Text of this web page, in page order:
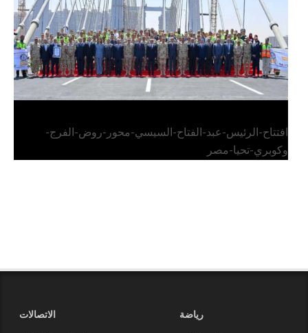
افتتاح-الرئيس-عبد-الفتاح-السيسي-محور-روض-الفرج-
وكوبري-تحيا-مصر
رياضة
الاتصالات